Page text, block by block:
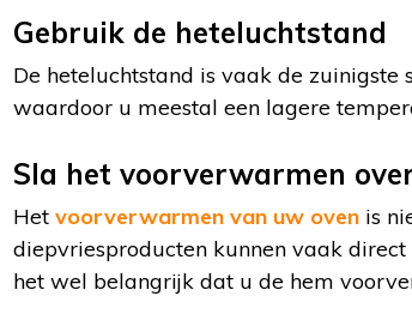
Gebruik de heteluchtstand
De heteluchtstand is vaak de
waardoor u meestal een lagere
Sla het voorverwarmen
Het voorverwarmen van uw oven is
diepvriesproducten kunnen vaak
het wel belangrijk dat u de hem